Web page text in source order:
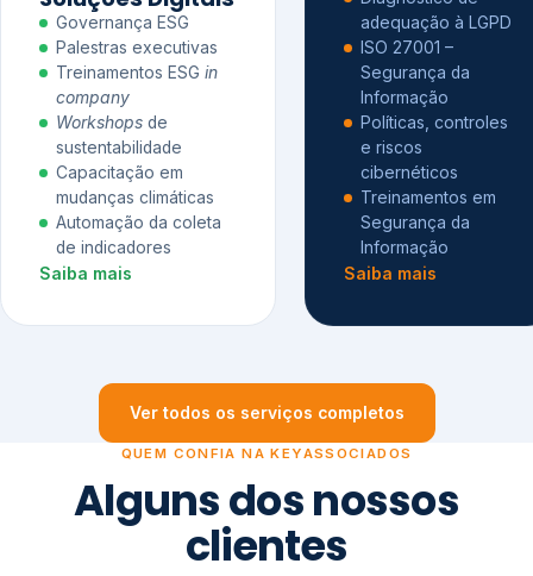
Governança ESG
Palestras executivas
Treinamentos ESG in
company
Workshops de
sustentabilidade
Capacitação em
mudanças climáticas
Automação da coleta
de indicadores
Saiba mais
adequação à LGPD
ISO 27001 –
Segurança da
Informação
Políticas, controles
e riscos
cibernéticos
Treinamentos em
Segurança da
Informação
Saiba mais
Ver todos os serviços completos
QUEM CONFIA NA KEYASSOCIADOS
Alguns dos nossos
clientes